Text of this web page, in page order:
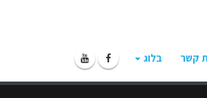
קשר בלוג